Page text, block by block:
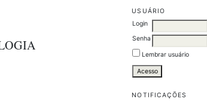
USUÁRIO
Login
Senha
Lembrar usuário
NOTIFICAÇÕES